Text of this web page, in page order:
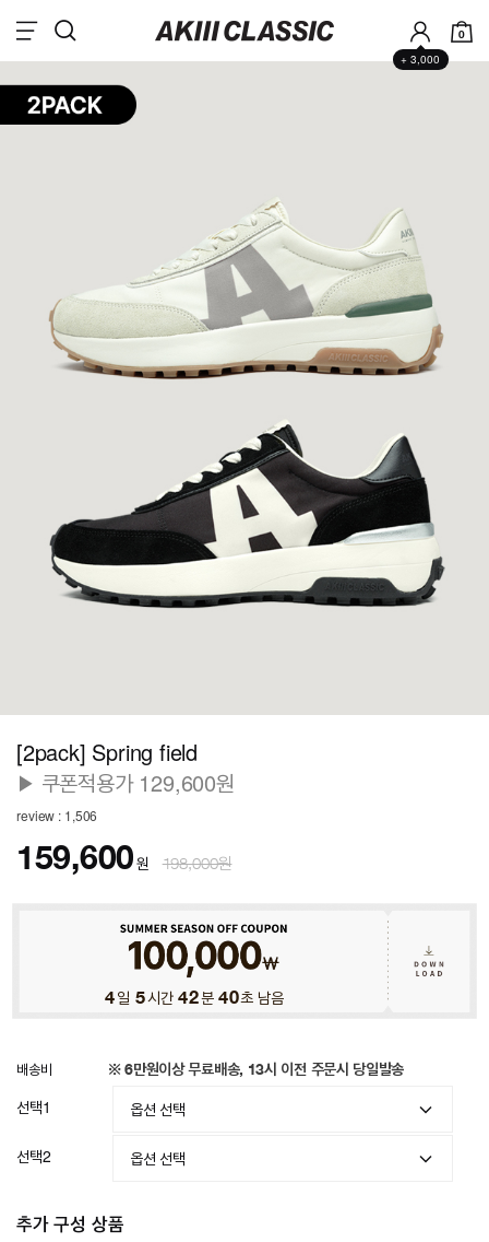
+ 3,000
0
[2pack] Spring field
▶ 쿠폰적용가 129,600원
review : 1,506
159,600원 198,000원
4일 5시간 42분 37초 남음
배송비 ※ 6만원이상 무료배송, 13시 이전 주문시 당일발송
선택1
선택2
추가 구성 상품